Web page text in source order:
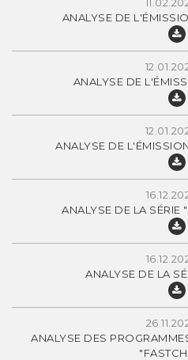
ANALYSE DE
ANALYSE DE
ANALYSE DE
ANALYSE DE LA SÉRIE
ANALYSE DE LA
ANALYSE DES